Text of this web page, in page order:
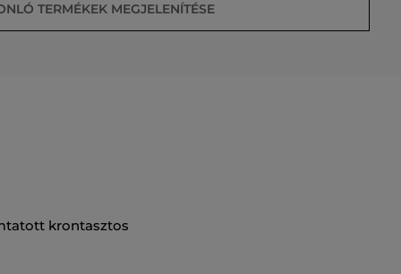
TERMÉKEK MEGJELENÍTÉSE
krontasztos